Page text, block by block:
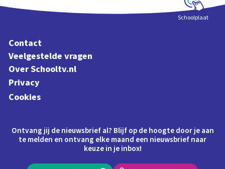
Schoolplaat
Contact
Veelgestelde vragen
Over Schooltv.nl
Privacy
Cookies
Ontvang jij de nieuwsbrief al? Blijf op de hoogte door je aan
te melden en ontvang elke maand een nieuwsbrief naar
keuze in je inbox!